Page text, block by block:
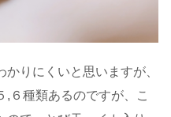
りにくいと思いますが、
種類あるのですが、こ